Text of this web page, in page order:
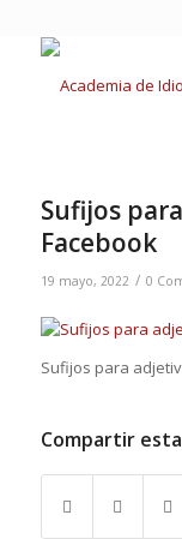
Sufijos
Facebook
19 mayo, 2022 / 0
Sufijos para
Compartir